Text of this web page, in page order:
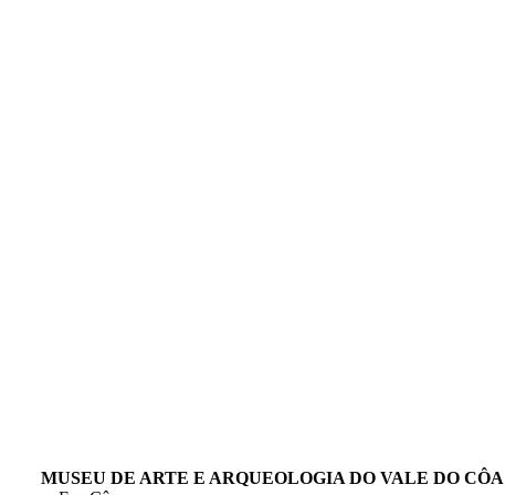
MUSEU DE ARTE E ARQUEOLOGIA DO VALE DO CÔA